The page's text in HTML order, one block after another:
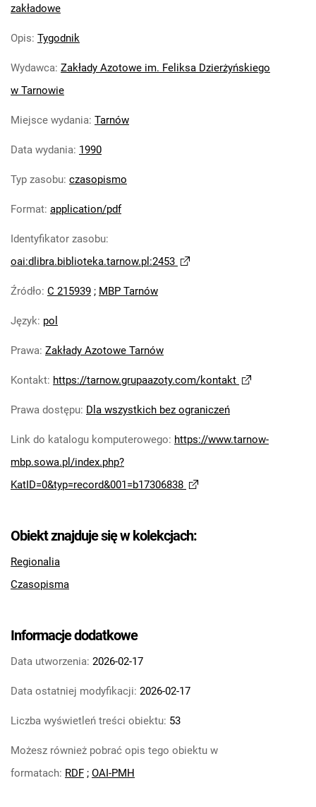
Feliksa Dzierżyńskiego. 1975
Robotniczego Zakładów Azotowych im.
Feliksa Dzierżyńskiego. 1976
Robotniczego Zakładów Azotowych im.
Feliksa Dzierżyńskiego. 1977
Robotniczego Zakładów Azotowych im.
Feliksa Dzierżyńskiego. 1978
Robotniczego Zakładów Azotowych im.
Feliksa Dzierżyńskiego. 1979
Robotniczego Zakładów Azotowych im.
Feliksa Dzierżyńskiego. 1980
Robotniczego Zakładów Azotowych im.
Tarnowskie Azoty : tygodnik Zakładów
Azotowych im. Feliksa Dzierżyńskiego w
Tarnowskie Azoty : tygodnik Zakładów
Azotowych im. Feliksa Dzierżyńskiego w
Tarnowie. 1983
Tarnowie. 1984
Azotowych im. Feliksa Dzierżyńskiego w
Tarnowie. 1985
Tarnowie. 1986
Tarnowskie Azoty : tygodnik Zakładów
Tarnowie. 1987
Tarnowskie Azoty : tygodnik Zakładów
Tarnowie. 1988
Tarnowskie Azoty : tygodnik Zakładów
zakładowe
Opis: Tygodnik
Wydawca: Zakłady Azotowe im. Feliksa Dzierżyńskiego
w Tarnowie
Miejsce wydania: Tarnów
Data wydania: 1990
Typ zasobu: czasopismo
Format: application/pdf
Identyfikator zasobu:
oai:dlibra.biblioteka.tarnow.pl:2453
Źródło: C 215939 ; MBP Tarnów
Język: pol
Prawa: Zakłady Azotowe Tarnów
Kontakt: https://tarnow.grupaazoty.com/kontakt
Prawa dostępu: Dla wszystkich bez ograniczeń
Link do katalogu komputerowego: https://www.tarnow-
mbp.sowa.pl/index.php?
KatID=0&typ=record&001=b17306838
Obiekt znajduje się w kolekcjach:
Regionalia
Czasopisma
Informacje dodatkowe
Data utworzenia: 2026-02-17
Data ostatniej modyfikacji: 2026-02-17
Liczba wyświetleń treści obiektu: 53
Możesz również pobrać opis tego obiektu w
formatach: RDF ; OAI-PMH